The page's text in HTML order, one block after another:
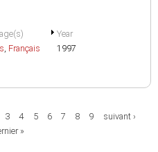
, Français
Year
1997
3 4 5 6 7 8 9
suivant ›
»